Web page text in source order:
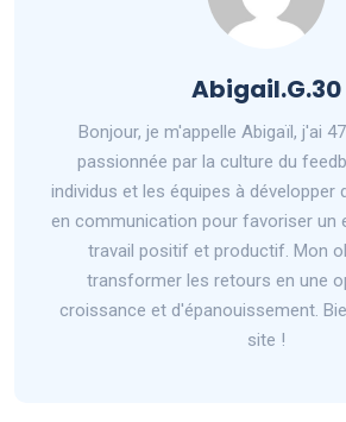
Abigail.G.30
Bonjour, je m'appelle Abigaïl, j'ai
passionnée par la culture du
individus et les équipes à développer
en communication pour favoriser un
travail positif et productif. Mon
transformer les retours en une
croissance et d'épanouissement.
site !